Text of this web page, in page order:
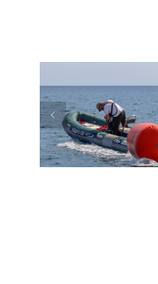
para el
control
de